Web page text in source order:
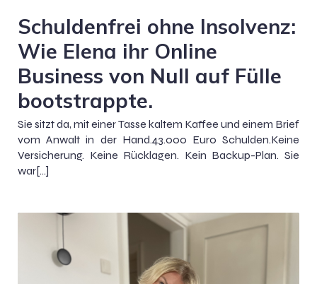
Schuldenfrei ohne Insolvenz:
Wie Elena ihr Online
Business von Null auf Fülle
bootstrappte.
Sie sitzt da, mit einer Tasse kaltem Kaffee und einem Brief
vom Anwalt in der Hand.43.000 Euro Schulden.Keine
Versicherung. Keine Rücklagen. Kein Backup-Plan. Sie
war[…]